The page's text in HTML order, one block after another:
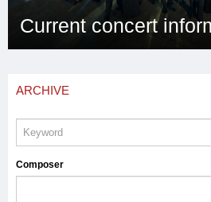
Current concert
ARCHIVE
Composer